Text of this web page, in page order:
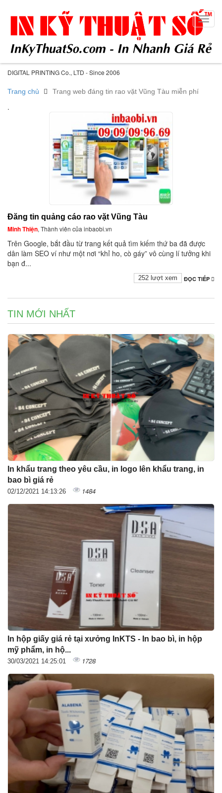
DIGITAL PRINTING Co., LTD - Since 2006
Trang chủ Trang web đáng tin rao vặt Vũng Tàu miễn phí
.
Đăng tin quảng cáo rao vặt Vũng Tàu
Minh Thiện, Thành viên của inbaobi.vn
Trên Google, bắt đầu từ trang kết quả tìm kiếm thứ ba đã được
dân làm SEO ví như một nơi “khỉ ho, cò gáy” vô cùng lí tưởng khi
bạn đ...
ĐỌC TIẾP
252 lượt xem
TIN MỚI NHẤT
In khẩu trang theo yêu cầu, in logo lên khẩu trang, in
bao bì giá rẻ
02/12/2021 14:13:26 1484
In hộp giấy giá rẻ tại xưởng InKTS - In bao bì, in hộp
mỹ phẩm, in hộ...
30/03/2021 14:25:01 1728